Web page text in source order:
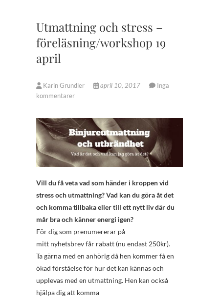
Utmattning och stress –
föreläsning/workshop 19
april
Karin Grundler april 10, 2017
Inga
kommentarer
Vill du få veta vad som händer i kroppen vid
stress och utmattning? Vad kan du göra åt det
och komma tillbaka eller till ett nytt liv där du
mår bra och känner energi igen?
För dig som prenumererar på
mitt nyhetsbrev får rabatt (nu endast 250kr).
Ta gärna med en anhörig då hen kommer få en
ökad förståelse för hur det kan kännas och
upplevas med en utmattning. Hen kan också
hjälpa dig att komma